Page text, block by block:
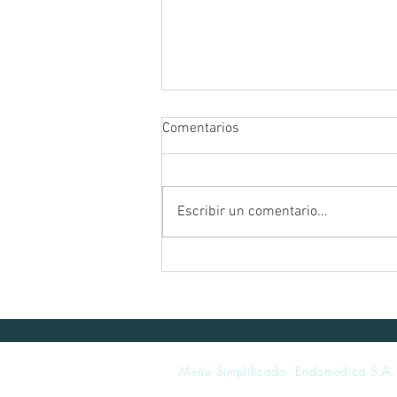
Comentarios
Escribir un comentario...
Menú Simplificado. Endomédica S.A.